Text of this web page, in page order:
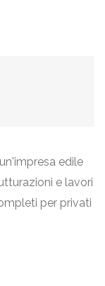
edile
e lavori
per privati